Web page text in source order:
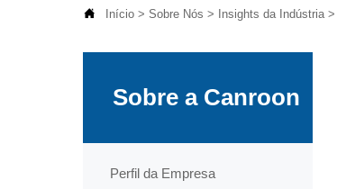
 Início> Sobre Nós > Insights da Indústria>
Sobre a Canroon
Perfil da Empresa